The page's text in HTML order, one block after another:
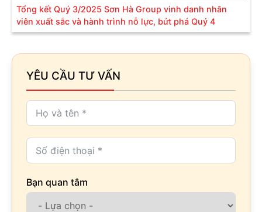
Tổng kết Quý 3/2025 Sơn Hà Group vinh danh nhân
viên xuất sắc và hành trình nỗ lực, bứt phá Quý 4
YÊU CẦU TƯ VẤN
Bạn quan tâm